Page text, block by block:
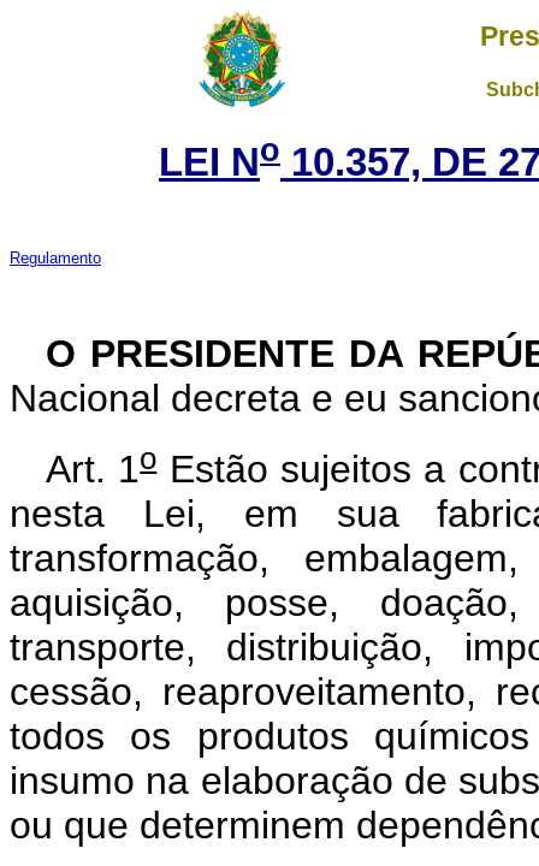
LEI No 10.357, DE
Regulamento
O PRESIDENTE DA
Nacional decreta e eu
Art. 1oEstão sujeitos a
nesta Lei, em sua
transformação,
aquisição, posse,
transporte, distribuição,
cessão, reaproveitamento,
todos os produtos
insumo na elaboração de
ou que determinem